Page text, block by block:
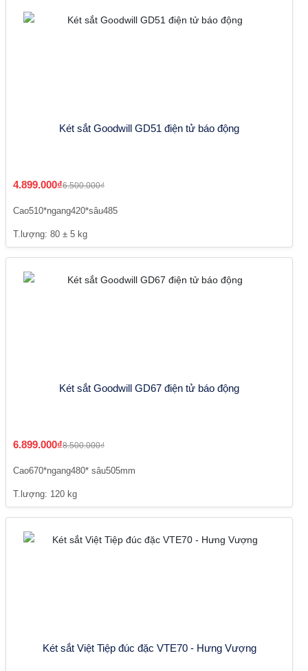
Két sắt Goodwill GD51 điện tử báo động
4.899.000₫6.500.000₫
Cao510*ngang420*sâu485
T.lượng: 80 ± 5 kg
Két sắt Goodwill GD67 điện tử báo động
6.899.000₫8.500.000₫
Cao670*ngang480* sâu505mm
T.lượng: 120 kg
Két sắt Việt Tiệp đúc đặc VTE70 - Hưng Vượng